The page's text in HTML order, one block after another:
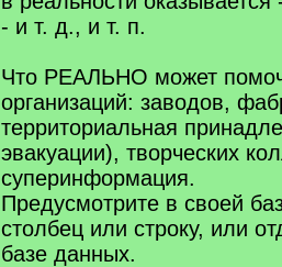
- и т. д., и т. п.
Что РЕАЛЬНО может
организаций: заводов,
территориальная
эвакуации), творческих
суперинформация.
Предусмотрите в своей
столбец или строку, или
базе данных.